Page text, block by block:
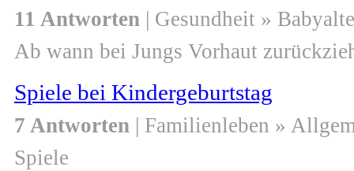
11 Antworten | Gesundheit »
Ab wann bei Jungs Vorhaut
Spiele bei Kindergeburtstag
7 Antworten | Familienleben »
Spiele